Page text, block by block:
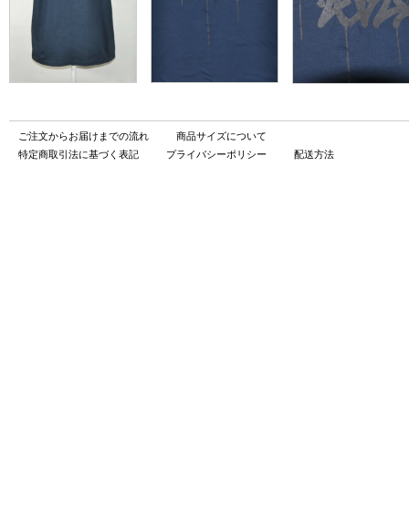
ご注文からお届けまでの流れ
商品サイズについて
特定商取引法に基づく表記
プライバシーポリシー 配送方法